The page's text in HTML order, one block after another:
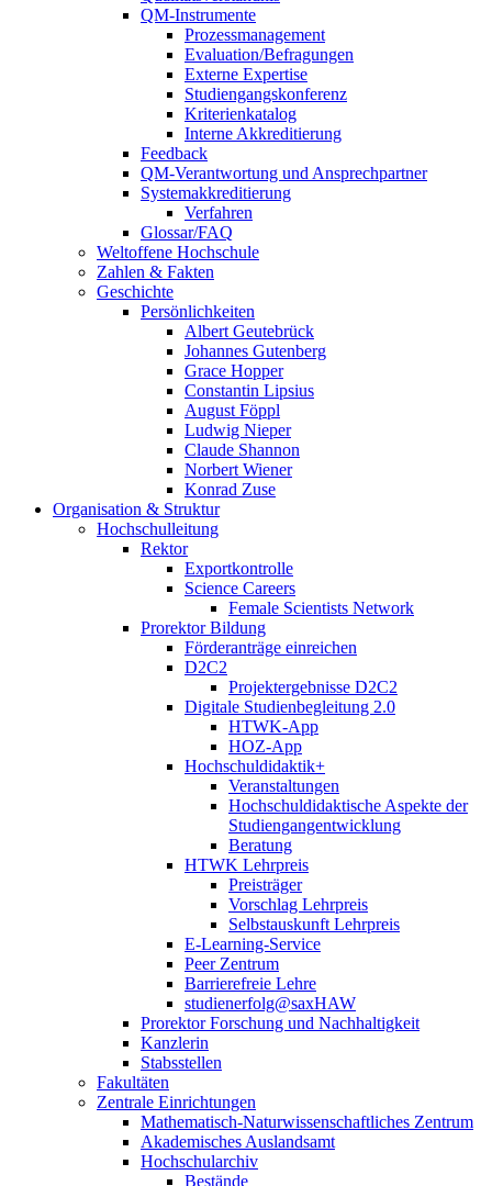
QM-Instrumente
Prozessmanagement
Evaluation/Befragungen
Externe Expertise
Studiengangskonferenz
Kriterienkatalog
Interne Akkreditierung
Feedback
QM-Verantwortung und Ansprechpartner
Systemakkreditierung
Verfahren
Glossar/FAQ
Weltoffene Hochschule
Zahlen & Fakten
Geschichte
Persönlichkeiten
Albert Geutebrück
Johannes Gutenberg
Grace Hopper
Constantin Lipsius
August Föppl
Ludwig Nieper
Claude Shannon
Norbert Wiener
Konrad Zuse
Organisation & Struktur
Hochschulleitung
Rektor
Exportkontrolle
Science Careers
Female Scientists Network
Prorektor Bildung
Förderanträge einreichen
D2C2
Projektergebnisse D2C2
Digitale Studienbegleitung 2.0
HTWK-App
HOZ-App
Hochschuldidaktik+
Veranstaltungen
Hochschuldidaktische Aspekte der
Studiengangentwicklung
Beratung
HTWK Lehrpreis
Preisträger
Vorschlag Lehrpreis
Selbstauskunft Lehrpreis
E-Learning-Service
Peer Zentrum
Barrierefreie Lehre
studienerfolg@saxHAW
Prorektor Forschung und Nachhaltigkeit
Kanzlerin
Stabsstellen
Fakultäten
Zentrale Einrichtungen
Mathematisch-Naturwissenschaftliches Zentrum
Akademisches Auslandsamt
Hochschularchiv
Bestände